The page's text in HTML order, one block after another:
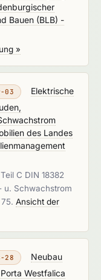
Bauen (BLB) -
»
03
Elektrische
des Landes
C DIN 18382
u. Schwachstrom
Ansicht der
28
Neubau
Westfalica